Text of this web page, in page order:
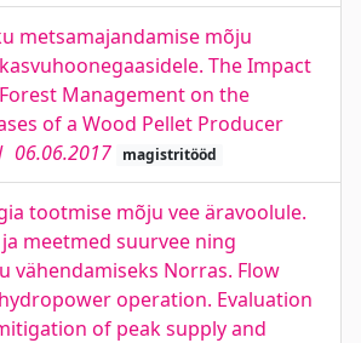
metsamajandamise mõju
The Impact
Management on the
of a Wood Pellet Producer
06.06.2017 magistritööd
tootmise mõju vee äravoolule.
meetmed suurvee ning
vähendamiseks Norras. Flow
operation. Evaluation
of peak supply and